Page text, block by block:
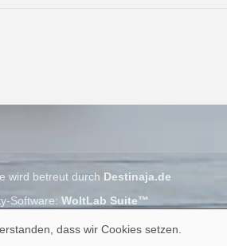
wird betreut durch Destinaja.de
Software: WoltLab Suite™
dass wir Cookies setzen.